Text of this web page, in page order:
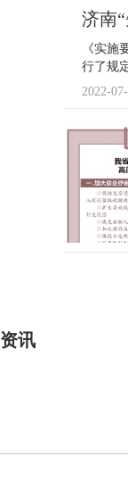
济南
《实
行了规
2022-
资讯